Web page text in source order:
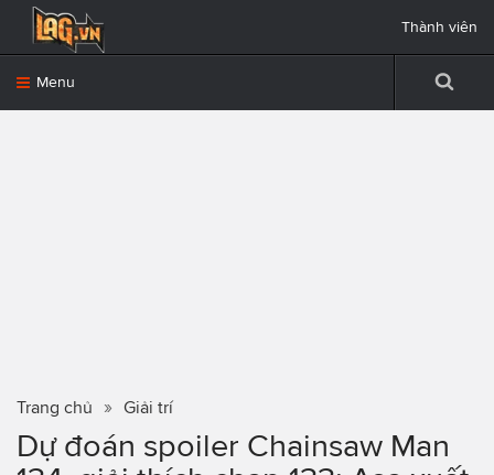
Menu
Thành viên
Trang chủ Giải trí
Dự đoán spoiler Chainsaw Man